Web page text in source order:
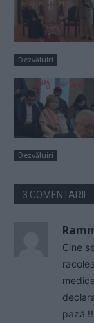
Dezvăluiri
Dezvăluiri
3 COMENTARII
Cine
pază